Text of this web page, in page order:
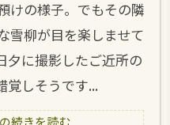
けの様子。でもその隣
雪柳が目を楽しませて
夕に撮影したご近所の
覚しそうです...
続きを読む